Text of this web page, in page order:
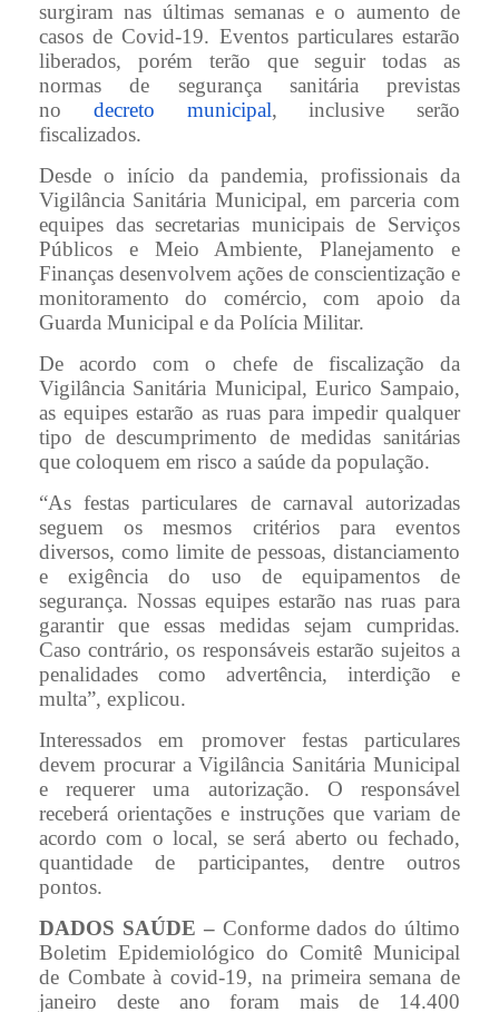
surgiram nas últimas semanas e o aumento de
casos de Covid-19. Eventos particulares estarão
liberados, porém terão que seguir todas as
normas de segurança sanitária previstas
no decreto municipal, inclusive serão
fiscalizados.
Desde o início da pandemia, profissionais da
Vigilância Sanitária Municipal, em parceria com
equipes das secretarias municipais de Serviços
Públicos e Meio Ambiente, Planejamento e
Finanças desenvolvem ações de conscientização e
monitoramento do comércio, com apoio da
Guarda Municipal e da Polícia Militar.
De acordo com o chefe de fiscalização da
Vigilância Sanitária Municipal, Eurico Sampaio,
as equipes estarão as ruas para impedir qualquer
tipo de descumprimento de medidas sanitárias
que coloquem em risco a saúde da população.
“As festas particulares de carnaval autorizadas
seguem os mesmos critérios para eventos
diversos, como limite de pessoas, distanciamento
e exigência do uso de equipamentos de
segurança. Nossas equipes estarão nas ruas para
garantir que essas medidas sejam cumpridas.
Caso contrário, os responsáveis estarão sujeitos a
penalidades como advertência, interdição e
multa”, explicou.
Interessados em promover festas particulares
devem procurar a Vigilância Sanitária Municipal
e requerer uma autorização. O responsável
receberá orientações e instruções que variam de
acordo com o local, se será aberto ou fechado,
quantidade de participantes, dentre outros
pontos.
DADOS SAÚDE – Conforme dados do último
Boletim Epidemiológico do Comitê Municipal
de Combate à covid-19, na primeira semana de
janeiro deste ano foram mais de 14.400